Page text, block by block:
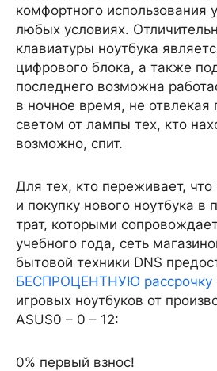
комфортного использования
любых условиях.
клавиатуры ноутбука
цифрового блока, а также
последнего возможна
в ночное время, не отвлекая
светом от лампы тех, кто
возможно, спит.
Для тех, кто переживает,
и покупку нового ноутбука в
трат, которыми
учебного года, сеть
бытовой техники DNS
БЕСПРОЦЕНТНУЮ рассрочку
игровых ноутбуков от
ASUS0 – 0 – 12:
0% первый взнос!